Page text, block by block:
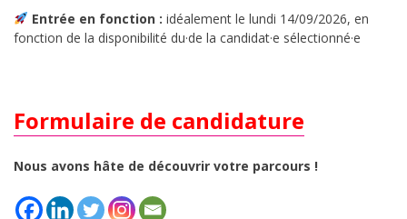
Entrée en fonction : idéalement le lundi 14/09/2026, en
fonction de la disponibilité du·de la candidat·e sélectionné·e
Formulaire de candidature
Nous avons hâte de découvrir votre parcours !